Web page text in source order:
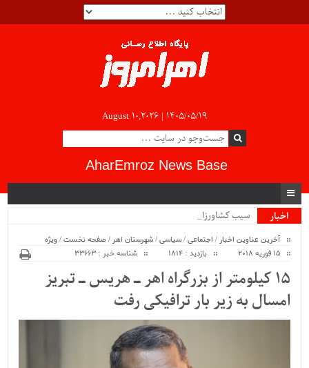
August 10,2026 | ۱۴۰۵/۰۵/۱۹
AharEmroz News Base
اخبار
سیب کشاورزان آذر.
آخرین عناوین اخبار / اجتماعی/سیاسی/شهرستان اهر /صفحه نخست/ ویژه
15 فوریه 2018
بازدید : 1814 شناسه خبر : 33663
۱۵ کیلومتر از بزرگراه اهر ـ هریس ـ تبریز
امسال به زیر بار ترافیکی رفت